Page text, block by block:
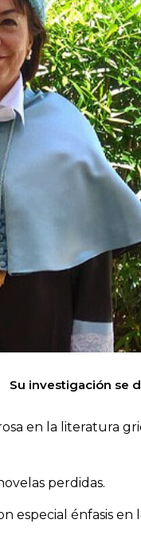
Su investigación se
en la literatura
perdidas.
especial énfasis